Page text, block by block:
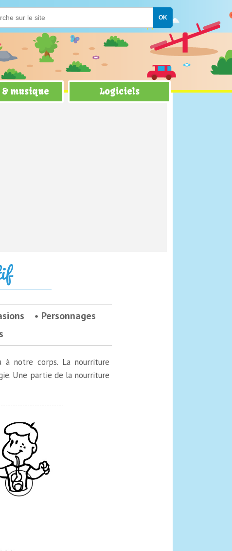
musique Logiciels
Personnages
à notre corps. La nourriture
Une partie de la nourriture